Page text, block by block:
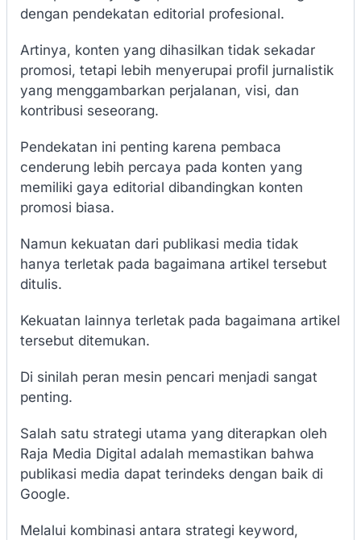
dengan pendekatan editorial profesional.
Artinya, konten yang dihasilkan tidak sekadar
promosi, tetapi lebih menyerupai profil jurnalistik
yang menggambarkan perjalanan, visi, dan
kontribusi seseorang.
Pendekatan ini penting karena pembaca
cenderung lebih percaya pada konten yang
memiliki gaya editorial dibandingkan konten
promosi biasa.
Namun kekuatan dari publikasi media tidak
hanya terletak pada bagaimana artikel tersebut
ditulis.
Kekuatan lainnya terletak pada bagaimana artikel
tersebut ditemukan.
Di sinilah peran mesin pencari menjadi sangat
penting.
Salah satu strategi utama yang diterapkan oleh
Raja Media Digital adalah memastikan bahwa
publikasi media dapat terindeks dengan baik di
Google.
Melalui kombinasi antara strategi keyword,